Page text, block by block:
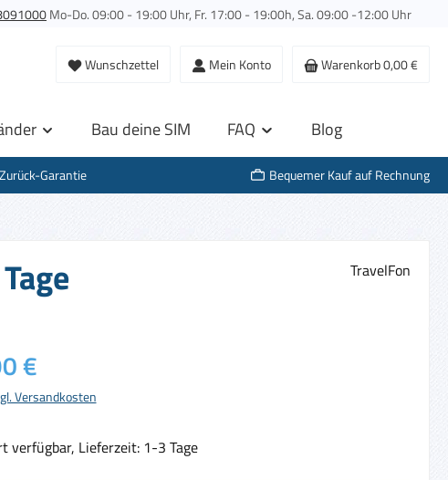
Mo-Do. 09:00 - 19:00 Uhr, Fr. 17:00 - 19:00h, Sa. 09:00 -12:00 Uhr
Wunschzettel Mein Konto Warenkorb0,00 €
Bau deine SIM FAQ Blog
Garantie
Bequemer Kauf auf Rechnung
TravelFon
Preis:
€
Versandkosten
verfügbar, Lieferzeit: 1-3 Tage